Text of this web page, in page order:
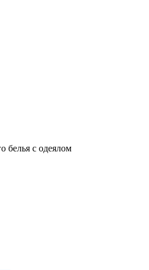
белья с одеялом